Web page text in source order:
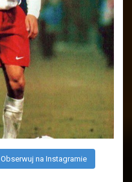
Obserwuj na Instagramie